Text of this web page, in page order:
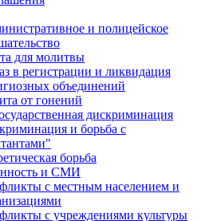
и полицейское
для молитвы
в регистрации и ликвидация
объединений
от гонений
дискриминация
и борьба с
борьба
и СМИ
с местным населением и
с учреждениями культуры